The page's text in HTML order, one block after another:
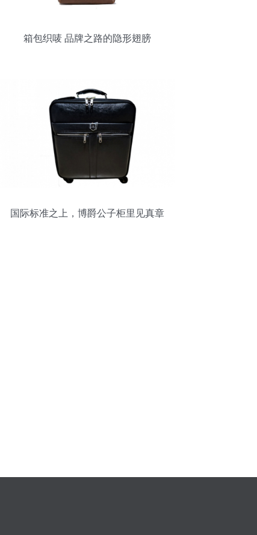
箱包织唛 品牌之路的隐形翅膀
国际标准之上，博爵公子柜里见真章